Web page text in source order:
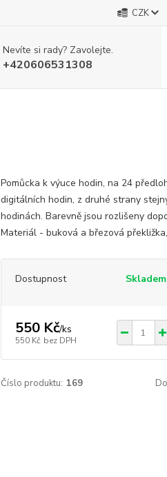
CZK
Nevíte si rady? Zavolejte.
+420606531308
Pomůcka k výuce hodin, na 24
digitálních hodin, z druhé strany
hodinách. Barevně jsou rozlišeny
Materiál - buková a březová
Dostupnost Skladem
550 Kč/ks
550 Kč bez DPH
Číslo produktu: 169